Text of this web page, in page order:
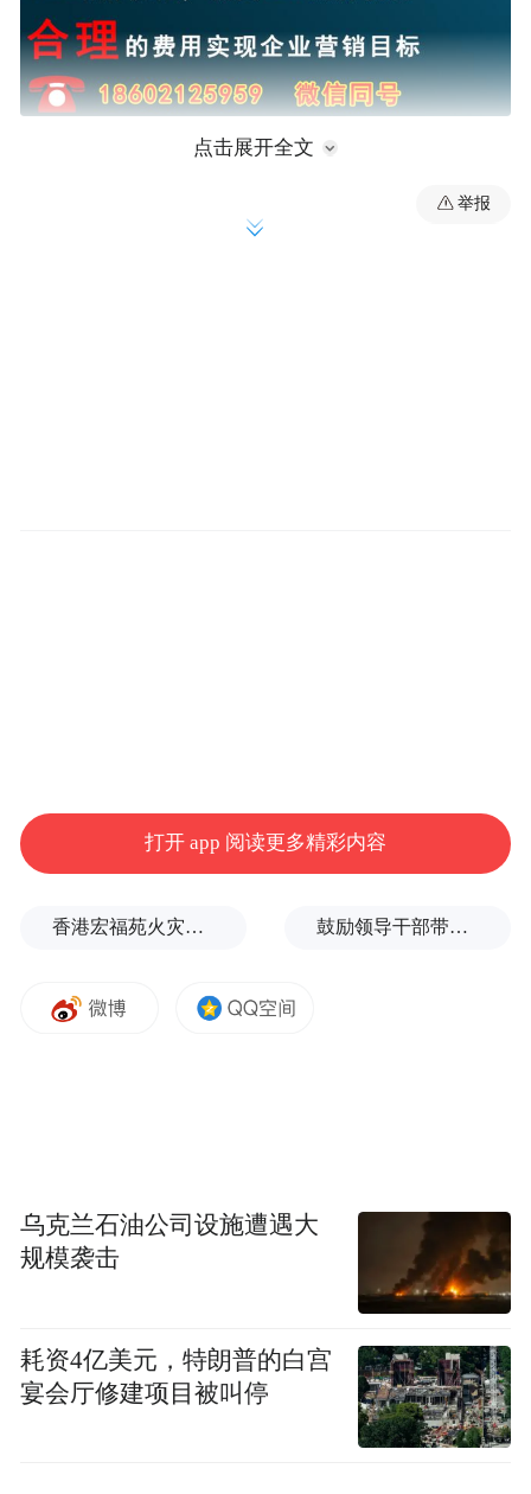
SEO(Search Engine Optimization)汉译为搜索
案、用户互动传播、页面等角度进行合理规
划,使网站更适合搜索引擎的索引原则的行为;
使网站更适合搜索引擎的索引原则又被称为
高SEO的效果,还会使搜索引擎中显示的网站
众多人们接受度比较高的营销方式,如今做网
站SEO推广的关键词排名竞争也变得越来越
大,企业SEO营销优化要怎样获得有效的流量
和数据呢?
一、筛选出最精准的关键词
点击展开全文
举报
打开 app 阅读更多精彩内容
香港宏福苑火灾跨部门调查最终报告：大火或由烟头引起 鼓励领导干部带头休假之后又撤回文件，到底什么意思嘛？
乌克兰石油公司设施遭遇大
规模袭击
耗资4亿美元，特朗普的白宫
宴会厅修建项目被叫停